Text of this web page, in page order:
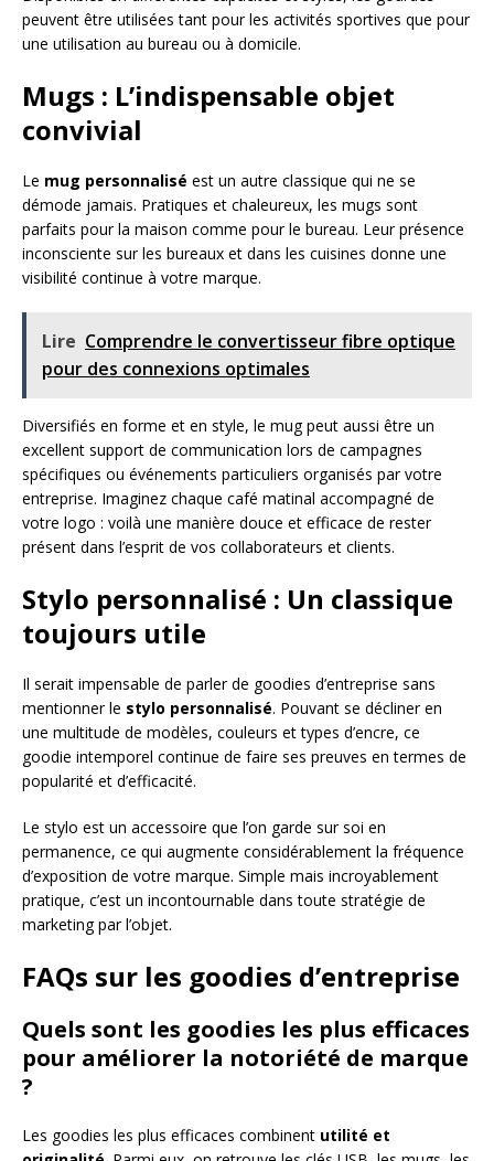
peuvent être utilisées tant pour les activités sportives que pour
une utilisation au bureau ou à domicile.
Mugs : L’indispensable objet
convivial
Le mug personnalisé est un autre classique qui ne se
démode jamais. Pratiques et chaleureux, les mugs sont
parfaits pour la maison comme pour le bureau. Leur présence
inconsciente sur les bureaux et dans les cuisines donne une
visibilité continue à votre marque.
Lire Comprendre le convertisseur fibre optique
pour des connexions optimales
Diversifiés en forme et en style, le mug peut aussi être un
excellent support de communication lors de campagnes
spécifiques ou événements particuliers organisés par votre
entreprise. Imaginez chaque café matinal accompagné de
votre logo : voilà une manière douce et efficace de rester
présent dans l’esprit de vos collaborateurs et clients.
Stylo personnalisé : Un classique
toujours utile
Il serait impensable de parler de goodies d’entreprise sans
mentionner le stylo personnalisé. Pouvant se décliner en
une multitude de modèles, couleurs et types d’encre, ce
goodie intemporel continue de faire ses preuves en termes de
popularité et d’efficacité.
Le stylo est un accessoire que l’on garde sur soi en
permanence, ce qui augmente considérablement la fréquence
d’exposition de votre marque. Simple mais incroyablement
pratique, c’est un incontournable dans toute stratégie de
marketing par l’objet.
FAQs sur les goodies d’entreprise
Quels sont les goodies les plus efficaces
pour améliorer la notoriété de marque
?
Les goodies les plus efficaces combinent utilité et